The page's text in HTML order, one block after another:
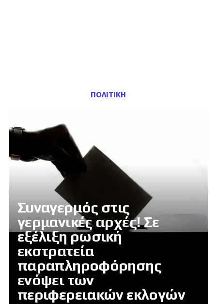
ΠΟΛΙΤΙΚΗ
Συναγερμός στις
γερμανικές αρχές! Σε
εξέλιξη ρωσική
εκστρατεία
παραπληροφόρησης
ενόψει των
περιφερειακών εκλογών